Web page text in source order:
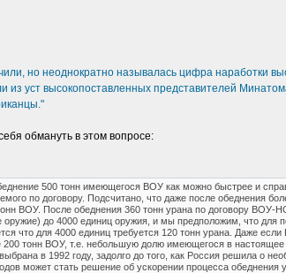
но неоднократно называлась цифра наработки
из уст высокопоставленных представителей
обмануть в этом вопросе:
500 тонн имеющегося ВОУ как можно быстрее и
по договору. Подсчитано, что даже после обеднения
ВОУ. После обеднения 360 тонн урана по договору ВОУ-
до 4000 единиц оружия, и мы предположим, что
что для 4000 единиц требуется 120 тонн урана. Даже
тонн ВОУ, т.е. небольшую долю имеющегося в
в 1992 году, задолго до того, как Россия решила о
может стать решение об ускорении процесса обеднения